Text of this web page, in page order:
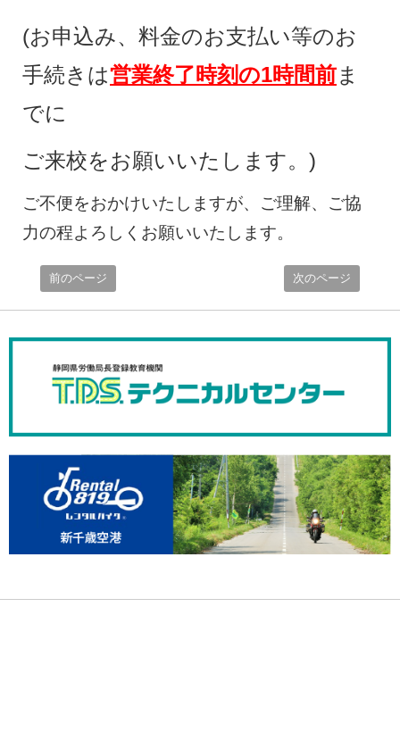
(お申込み、料金のお支払い等のお
手続きは営業終了時刻の1時間前ま
でに
ご来校をお願いいたします。)
ご不便をおかけいたしますが、ご理解、ご協
力の程よろしくお願いいたします。
前のページ 次のページ